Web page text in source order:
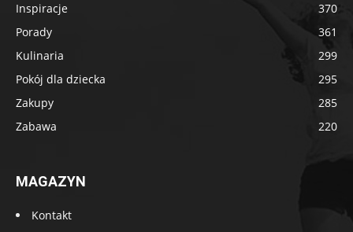
Inspiracje
370
Porady
361
Kulinaria
299
Pokój dla dziecka
295
Zakupy
285
Zabawa
220
MAGAZYN
Kontakt